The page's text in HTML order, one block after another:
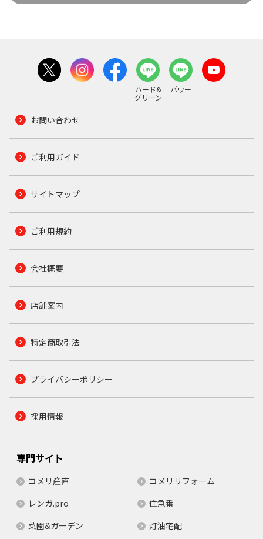
ハード&
グリーン
パワー
お問い合わせ
ご利用ガイド
サイトマップ
ご利用規約
会社概要
店舗案内
特定商取引法
プライバシーポリシー
採用情報
専門サイト
コメリ産直
コメリリフォーム
レンガ.pro
住急番
菜園&ガーデン
灯油宅配